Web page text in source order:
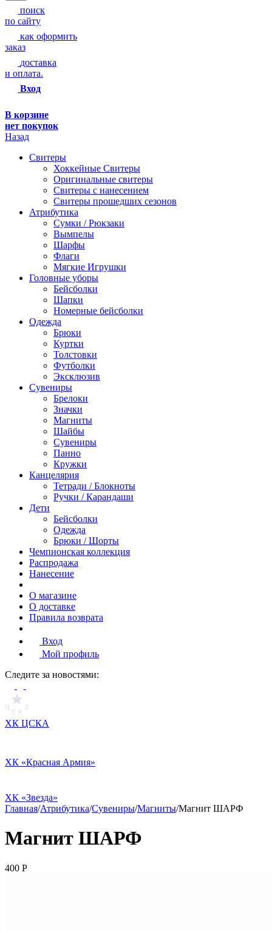
поиск
по сайту
как оформить
заказ
доставка
и оплата.
Вход
В корзине
нет покупок
Назад
Свитеры
Хоккейные Свитеры
Оригинальные свитеры
Свитеры с нанесением
Свитеры прошедших сезонов
Атрибутика
Сумки / Рюкзаки
Вымпелы
Шарфы
Флаги
Мягкие Игрушки
Головные уборы
Бейсболки
Шапки
Номерные бейсболки
Одежда
Брюки
Куртки
Толстовки
Футболки
Эксклюзив
Сувениры
Брелоки
Значки
Магниты
Шайбы
Сувениры
Панно
Кружки
Канцелярия
Тетради / Блокноты
Ручки / Карандаши
Дети
Бейсболки
Одежда
Брюки / Шорты
Чемпионская коллекция
Распродажа
Нанесение
О магазине
О доставке
Правила возврата
Вход
Мой профиль
Cледите за новостями:
ХК ЦСКА
ХК «Красная Армия»
ХК «Звезда»
Главная/Атрибутика/Сувениры/Магниты/Магнит ШАРФ
Магнит ШАРФ
400 P